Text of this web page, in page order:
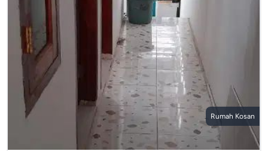
Rumah Kosan